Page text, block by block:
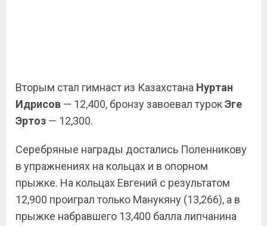
Вторым стал гимнаст из Казахстана Нуртан
Идрисов — 12,400, бронзу завоевал турокЭге
Эртоз — 12,300.
Серебряные награды достались Поленникову
в упражнениях на кольцах и в опорном
прыжке. На кольцах Евгений с результатом
12,900 проиграл только Манукяну (13,266), а в
прыжке набравшего 13,400 балла липчанина